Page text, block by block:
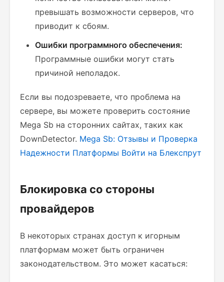
превышать возможности серверов, что
приводит к сбоям.
Ошибки программного обеспечения:
Программные ошибки могут стать
причиной неполадок.
Если вы подозреваете, что проблема на
сервере, вы можете проверить состояние
Mega Sb на сторонних сайтах, таких как
DownDetector. Mega Sb: Отзывы и Проверка
Надежности Платформы Войти на Блекспрут
Блокировка со стороны
провайдеров
В некоторых странах доступ к игорным
платформам может быть ограничен
законодательством. Это может касаться: